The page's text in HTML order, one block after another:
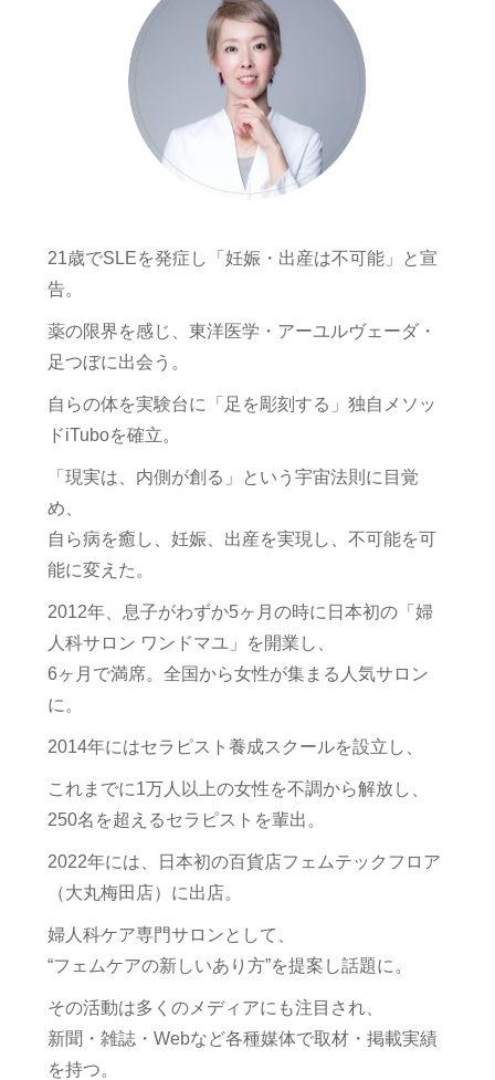
21歳でSLEを発症し「妊娠・出産は不可能」と宣
告。
薬の限界を感じ、東洋医学・アーユルヴェーダ・
足つぼに出会う。
自らの体を実験台に「足を彫刻する」独自メソッ
ドiTuboを確立。
「現実は、内側が創る」という宇宙法則に目覚
め、
自ら病を癒し、妊娠、出産を実現し、不可能を可
能に変えた。
2012年、息子がわずか5ヶ月の時に日本初の「婦
人科サロン ワンドマユ」を開業し、
6ヶ月で満席。全国から女性が集まる人気サロン
に。
2014年にはセラピスト養成スクールを設立し、
これまでに1万人以上の女性を不調から解放し、
250名を超えるセラピストを輩出。
2022年には、日本初の百貨店フェムテックフロア
（大丸梅田店）に出店。
婦人科ケア専門サロンとして、
“フェムケアの新しいあり方”を提案し話題に。
その活動は多くのメディアにも注目され、
新聞・雑誌・Webなど各種媒体で取材・掲載実績
を持つ。